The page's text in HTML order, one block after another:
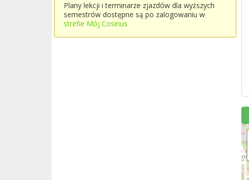
Plany lekcji i terminarze zjazdów dla wyższych
semestrów dostępne są po zalogowaniu w
strefie Mój Cosinus